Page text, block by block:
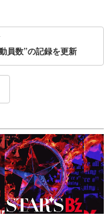
員数”の記録を更新